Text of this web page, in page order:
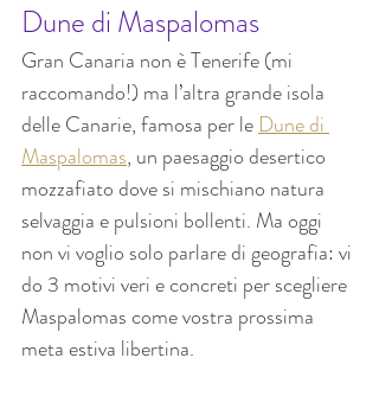
Dune di Maspalomas
Gran Canaria non è Tenerife (mi
raccomando!) ma l’altra grande isola
delle Canarie, famosa per le Dune di
Maspalomas, un paesaggio desertico
mozzafiato dove si mischiano natura
selvaggia e pulsioni bollenti. Ma oggi
non vi voglio solo parlare di geografia: vi
do 3 motivi veri e concreti per scegliere
Maspalomas come vostra prossima
meta estiva libertina.